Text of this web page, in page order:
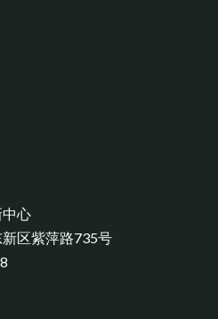
心
区紫萍路735号